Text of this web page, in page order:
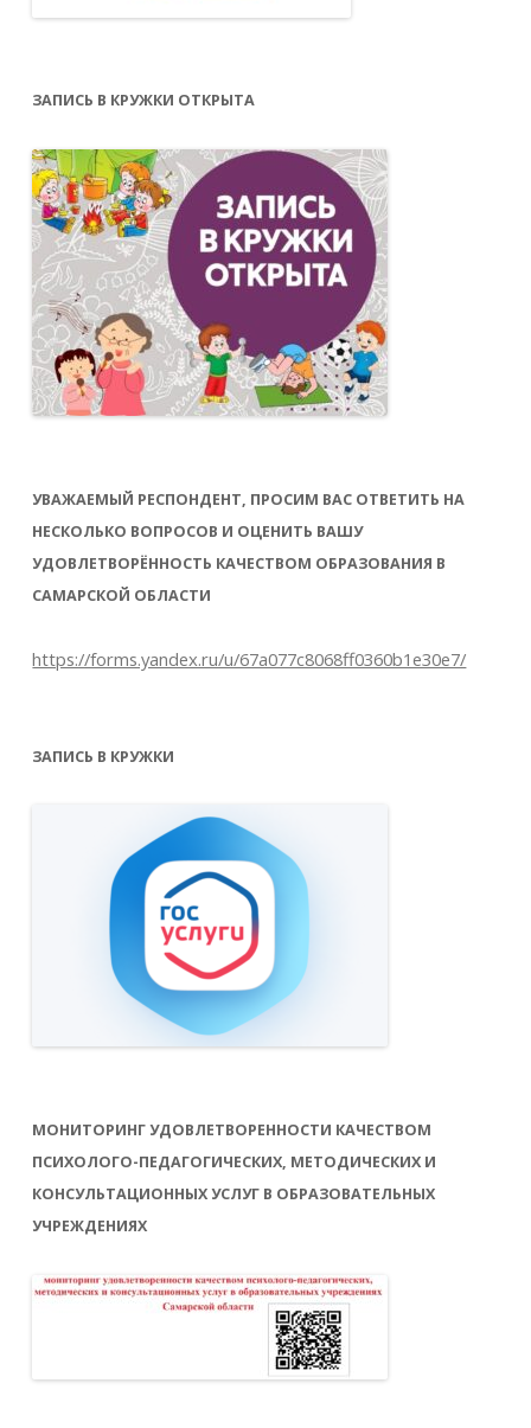
ЗАПИСЬ В КРУЖКИ ОТКРЫТА
УВАЖАЕМЫЙ РЕСПОНДЕНТ, ПРОСИМ ВАС ОТВЕТИТЬ НА
НЕСКОЛЬКО ВОПРОСОВ И ОЦЕНИТЬ ВАШУ
УДОВЛЕТВОРЁННОСТЬ КАЧЕСТВОМ ОБРАЗОВАНИЯ В
САМАРСКОЙ ОБЛАСТИ
https://forms.yandex.ru/u/67a077c8068ff0360b1e30e7/
ЗАПИСЬ В КРУЖКИ
МОНИТОРИНГ УДОВЛЕТВОРЕННОСТИ КАЧЕСТВОМ
ПСИХОЛОГО-ПЕДАГОГИЧЕСКИХ, МЕТОДИЧЕСКИХ И
КОНСУЛЬТАЦИОННЫХ УСЛУГ В ОБРАЗОВАТЕЛЬНЫХ
УЧРЕЖДЕНИЯХ